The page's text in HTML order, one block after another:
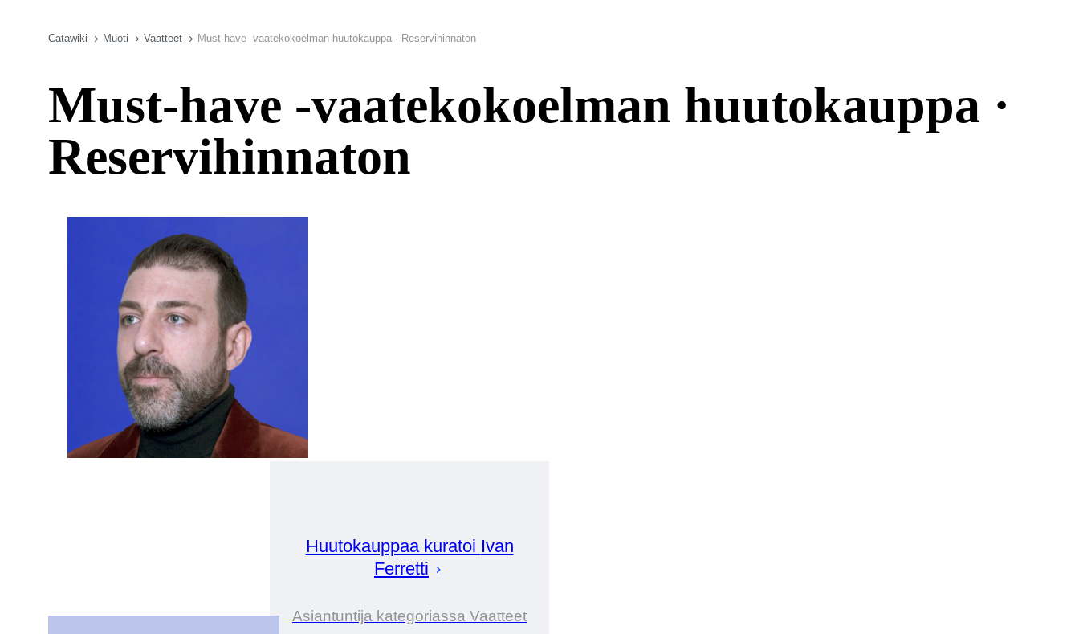
Catawiki Muoti Vaatteet Must-have -vaatekokoelman huutokauppa · Reservihinnaton
Must-have -vaatekokoelman huutokauppa ·
Reservihinnaton
Huutokauppaa kuratoi Ivan
Ferretti
Asiantuntija kategoriassa Vaatteet